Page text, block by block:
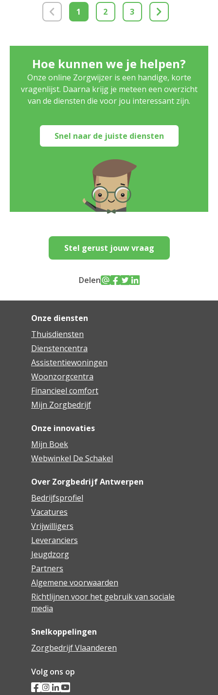
1
2 3
Hoe kunnen we je helpen?
Onze online Zorgwijzer is een handige, korte
vragenlijst. Daarna krijg je meteen een overzicht
van de diensten die voor jou interessant zijn.
Snel naar de juiste diensten
Stel gerust jouw vraag
Delen
Onze diensten
Thuisdiensten
Dienstencentra
Assistentiewoningen
Woonzorgcentra
Financieel comfort
Mijn Zorgbedrijf
Onze innovaties
Mijn Boek
Webwinkel De Schakel
Over Zorgbedrijf Antwerpen
Bedrijfsprofiel
Vacatures
Vrijwilligers
Leveranciers
Jeugdzorg
Partners
Algemene voorwaarden
Richtlijnen voor het gebruik van sociale
media
Snelkoppelingen
Zorgbedrijf Vlaanderen
Volg ons op